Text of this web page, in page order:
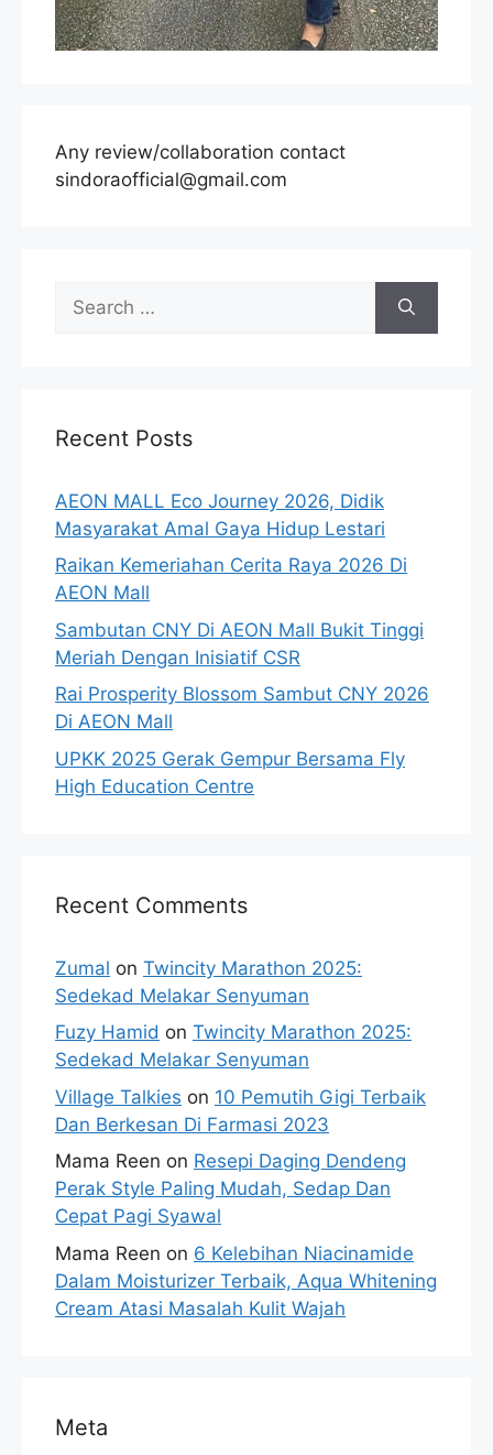
Any review/collaboration contact
sindoraofficial@gmail.com
for:
Recent Posts
AEON MALL Eco Journey 2026, Didik
Masyarakat Amal Gaya Hidup Lestari
Raikan Kemeriahan Cerita Raya 2026 Di
AEON Mall
Sambutan CNY Di AEON Mall Bukit Tinggi
Meriah Dengan Inisiatif CSR
Rai Prosperity Blossom Sambut CNY 2026
Di AEON Mall
UPKK 2025 Gerak Gempur Bersama Fly
High Education Centre
Recent Comments
Zumal on Twincity Marathon 2025:
Sedekad Melakar Senyuman
Fuzy Hamid on Twincity Marathon 2025:
Sedekad Melakar Senyuman
Village Talkies on 10 Pemutih Gigi Terbaik
Dan Berkesan Di Farmasi 2023
Mama Reen on Resepi Daging Dendeng
Perak Style Paling Mudah, Sedap Dan
Cepat Pagi Syawal
Mama Reen on 6 Kelebihan Niacinamide
Dalam Moisturizer Terbaik, Aqua Whitening
Cream Atasi Masalah Kulit Wajah
Meta